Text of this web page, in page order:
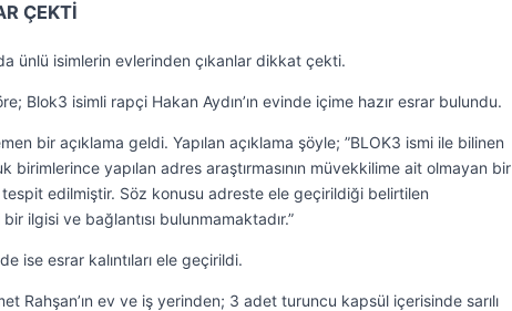
ÇEKTİ
ünlü isimlerin evlerinden çıkanlar dikkat çekti.
Blok3 isimli rapçi Hakan Aydın’ın evinde içime hazır esrar bulundu.
bir açıklama geldi. Yapılan açıklama şöyle; ”BLOK3 ismi ile bilinen
birimlerince yapılan adres araştırmasının müvekkilime ait olmayan bir
edilmiştir. Söz konusu adreste ele geçirildiği belirtilen
ilgisi ve bağlantısı bulunmamaktadır.”
ise esrar kalıntıları ele geçirildi.
Rahşan’ın ev ve iş yerinden; 3 adet turuncu kapsül içerisinde sarılı